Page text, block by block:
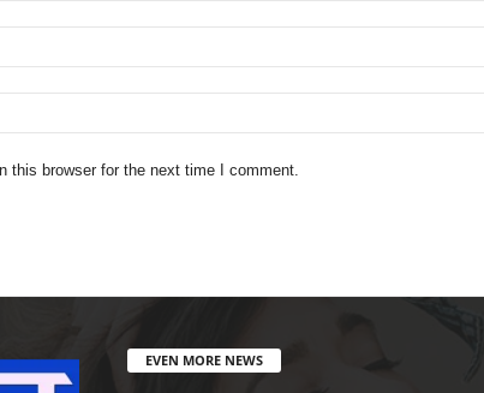
this browser for the next time I comment.
EVEN MORE NEWS